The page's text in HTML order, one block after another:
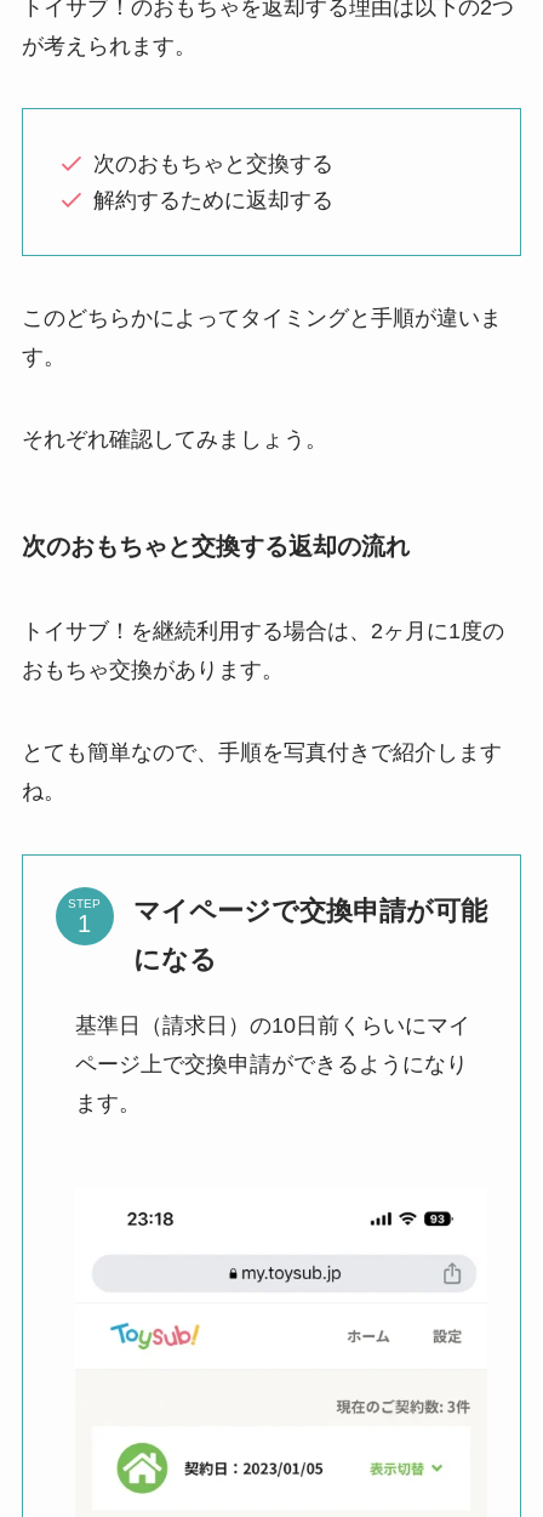
トイサブ！のおもちゃを返却する理由は以下の2つ
が考えられます。
次のおもちゃと交換する
解約するために返却する
このどちらかによってタイミングと手順が違いま
す。
それぞれ確認してみましょう。
次のおもちゃと交換する返却の流れ
トイサブ！を継続利用する場合は、2ヶ月に1度の
おもちゃ交換があります。
とても簡単なので、手順を写真付きで紹介します
ね。
STEP
マイページで交換申請が可能
になる
基準日（請求日）の10日前くらいにマイ
ページ上で交換申請ができるようになり
ます。